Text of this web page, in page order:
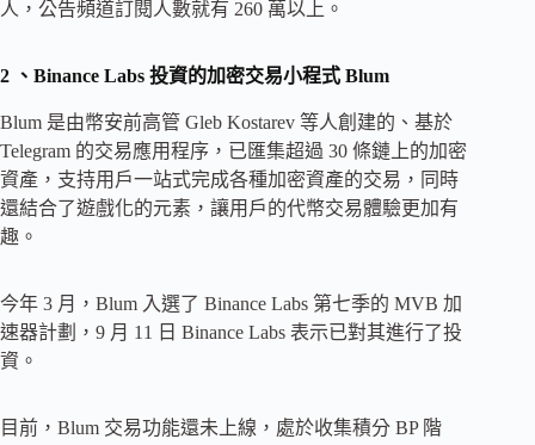
人，公告頻道訂閱人數就有 260 萬以上。
2 、Binance Labs 投資的加密交易小程式 Blum
Blum 是由幣安前高管 Gleb Kostarev 等人創建的、基於
Telegram 的交易應用程序，已匯集超過 30 條鏈上的加密
資產，支持用戶一站式完成各種加密資產的交易，同時
還結合了遊戲化的元素，讓用戶的代幣交易體驗更加有
趣。
今年 3 月，Blum 入選了 Binance Labs 第七季的 MVB 加
速器計劃，9 月 11 日 Binance Labs 表示已對其進行了投
資。
目前，Blum 交易功能還未上線，處於收集積分 BP 階